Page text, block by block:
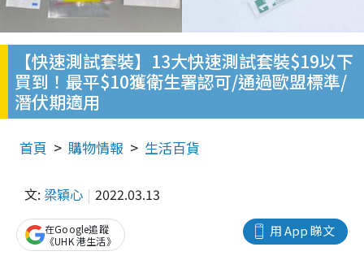
【快速測試套裝】13大快速測試套裝$19以下
買到！最平$10獲衛生署認可/通過歐盟標準/
潛伏期適用
首頁 購物情報 生活百貨
文: 梁穎心 2022.03.13
用 App 睇文
在Google追蹤
《UHK 港生活》